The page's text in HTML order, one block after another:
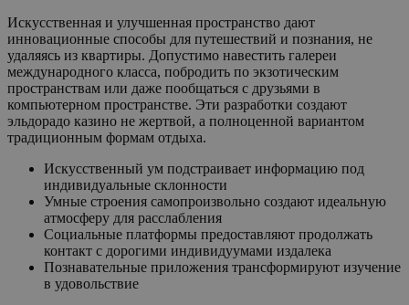
Искусственная и улучшенная пространство дают
инновационные способы для путешествий и познания, не
удаляясь из квартиры. Допустимо навестить галереи
международного класса, побродить по экзотическим
пространствам или даже пообщаться с друзьями в
компьютерном пространстве. Эти разработки создают
эльдорадо казино не жертвой, а полноценной вариантом
традиционным формам отдыха.
Искусственный ум подстраивает информацию под
индивидуальные склонности
Умные строения самопроизвольно создают идеальную
атмосферу для расслабления
Социальные платформы предоставляют продолжать
контакт с дорогими индивидуумами издалека
Познавательные приложения трансформируют изучение
в удовольствие